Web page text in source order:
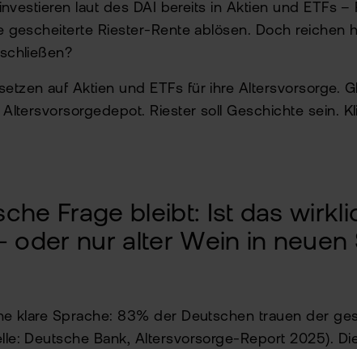
laut des DAI bereits in Aktien und ETFs
Riester-Rente ablösen. Doch reichen
auf Aktien und ETFs für ihre Altersvorsorge.
Riester soll Geschichte sein.
Frage bleibt: Ist das
oder nur alter Wein in neuen
klare Sprache: 83% der Deutschen trauen der
Deutsche Bank, Altersvorsorge-Report 2025).